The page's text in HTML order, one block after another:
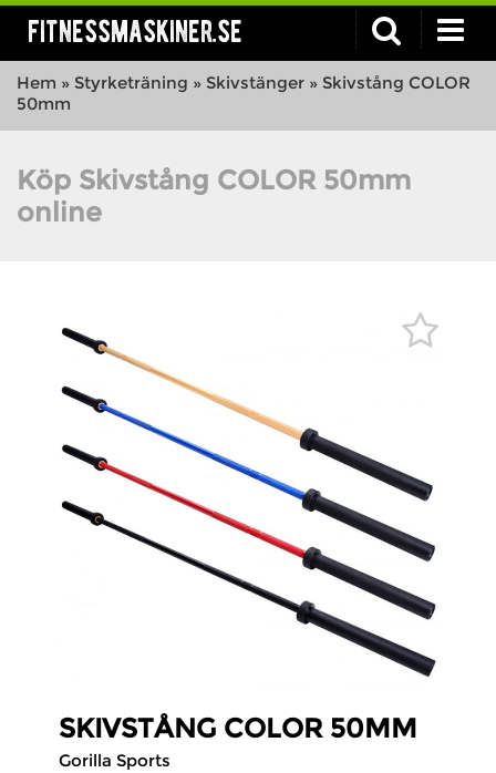
fitnessmaskiner.se
Hem » Styrketräning » Skivstänger » Skivstång COLOR
50mm
Köp Skivstång COLOR 50mm
online
SKIVSTÅNG COLOR 50MM
Gorilla Sports